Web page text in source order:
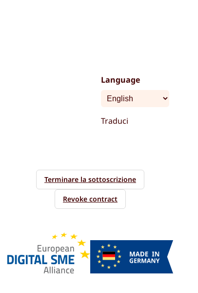
Language
Traduci
Terminare la sottoscrizione
Revoke contract